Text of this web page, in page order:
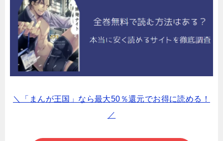
＼「まんが王国」なら最大50％還元でお得に読める！
／